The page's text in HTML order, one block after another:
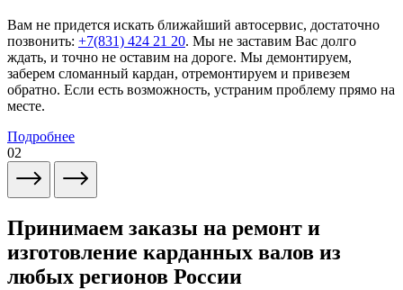
Вам не придется искать ближайший автосервис, достаточно
позвонить: +7(831) 424 21 20. Мы не заставим Вас долго
ждать, и точно не оставим на дороге. Мы демонтируем,
заберем сломанный кардан, отремонтируем и привезем
обратно. Если есть возможность, устраним проблему прямо на
месте.
Подробнее
02
Принимаем заказы на ремонт и
изготовление карданных валов из
любых регионов России